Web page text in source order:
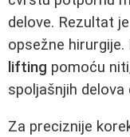
delove. Rezultat
opsežne
lifting pomoću
spoljašnjih delova
Za preciznije